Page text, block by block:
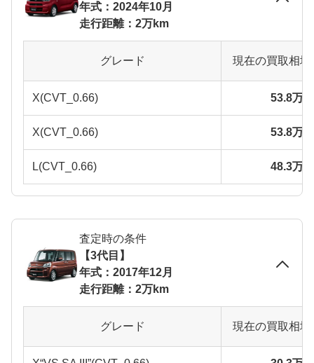
年式：2024年10月
走行距離：2万km
グレード 現在の買取相
X(CVT_0.66) 53.8万
X(CVT_0.66) 53.8万
L(CVT_0.66) 48.3万
査定時の条件
【3代目】
年式：2017年12月
走行距離：2万km
グレード 現在の買取相